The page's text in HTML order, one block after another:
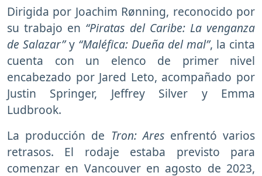
Dirigida por Joachim Rønning, reconocido por
su trabajo en “Piratas del Caribe: La venganza
de Salazar”y “Maléfica: Dueña del mal”, la cinta
cuenta con un elenco de primer nivel
encabezado por Jared Leto, acompañado por
Justin Springer, Jeffrey Silver y Emma
Ludbrook.
La producción de Tron: Aresenfrentó varios
retrasos. El rodaje estaba previsto para
comenzar en Vancouver en agosto de 2023,